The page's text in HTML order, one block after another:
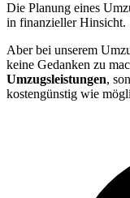
Die Planung eines
in finanzieller Hinsicht.
Aber bei unserem
keine Gedanken zu
Umzugsleistungen,
kostengünstig wie